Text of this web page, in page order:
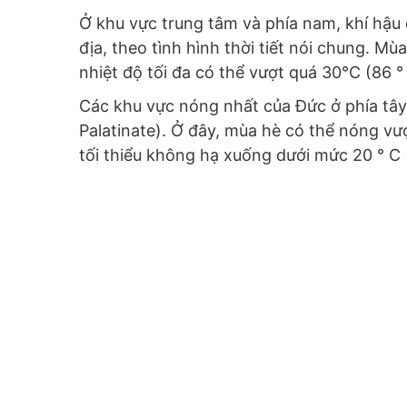
Ở khu vực trung tâm và phía nam, khí
địa, theo tình hình thời tiết nói chung.
nhiệt độ tối đa có thể vượt quá 30°C (86
Các khu vực nóng nhất của Đức ở phía
Palatinate). Ở đây, mùa hè có thể nóng
tối thiểu không hạ xuống dưới mức 20 °